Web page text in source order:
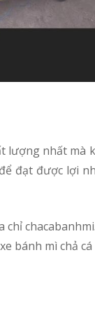
lượng nhất mà
đạt được lợi
bánh mì chả